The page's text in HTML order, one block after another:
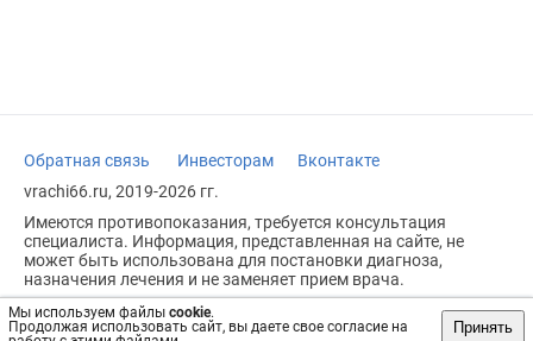
Мы используем файлы cookie.
Продолжая использовать сайт, вы даете свое согласие на
Принять
Обратная связь Инвесторам
Вконтакте
vrachi66.ru, 2019-2026 гг.
Имеются противопоказания, требуется консультация
специалиста. Информация, представленная на сайте, не
может быть использована для постановки диагноза,
назначения лечения и не заменяет прием врача.
Возрастное ограничение: 18+